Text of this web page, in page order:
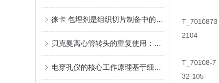
徕卡 包埋剂是组织切片制备中的关键角色
贝克曼离心管转头的重复使用：可行性与注意事项
电穿孔仪的核心工作原理基于细胞膜的电学特性
T_7010873
2104
T_70108-7
32-105